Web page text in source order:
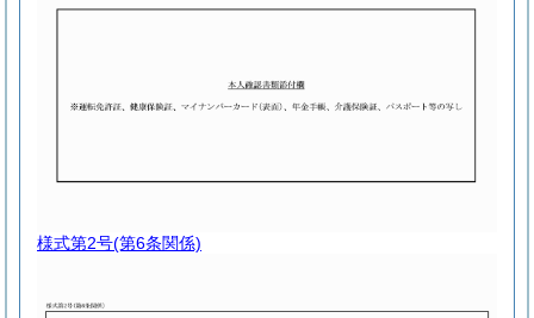
様式第2号(第6条関係)